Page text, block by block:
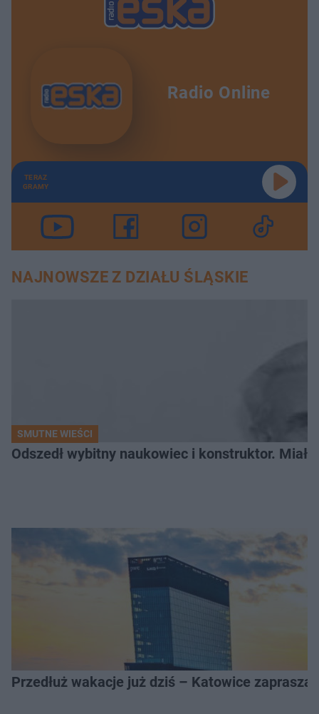
Radio Online
TERAZ
GRAMY
NAJNOWSZE Z DZIAŁU ŚLĄSKIE
SMUTNE WIEŚCI
Odszedł wybitny naukowiec i konstruktor. Miał
Przedłuż wakacje już dziś – Katowice